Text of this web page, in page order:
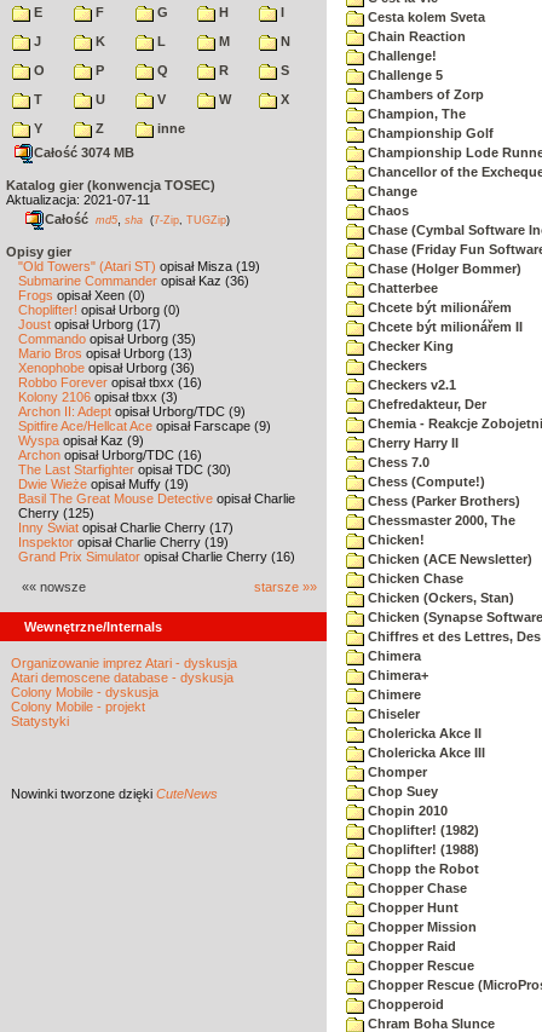
E
F G H
I
J
K L M
N
O
P Q R
S
T
U V W
X
Y
Z
inne
Całość 3074 MB
Katalog gier (konwencja TOSEC)
Aktualizacja: 2021-07-11
Całość md5 sha (7-Zip TUGZip)
Opisy gier
"Old Towers" (Atari ST) opisał Misza (19)
Submarine Commander opisał Kaz (36)
Frogs opisał Xeen (0)
Choplifter! opisał Urborg (0)
Joust opisał Urborg (17)
Commando opisał Urborg (35)
Mario Bros opisał Urborg (13)
Xenophobe opisał Urborg (36)
Robbo Forever opisał tbxx (16)
Kolony 2106 opisał tbxx (3)
Archon II: Adept opisał Urborg/TDC (9)
Spitfire Ace/Hellcat Ace opisał Farscape (9)
Wyspa opisał Kaz (9)
Archon opisał Urborg/TDC (16)
The Last Starfighter opisał TDC (30)
Dwie Wieże opisał Muffy (19)
Basil The Great Mouse Detective opisał Charlie
Cherry (125)
Inny Świat opisał Charlie Cherry (17)
Inspektor opisał Charlie Cherry (19)
Grand Prix Simulator opisał Charlie Cherry (16)
«« nowsze starsze »»
Wewnętrzne/Internals
Organizowanie imprez Atari - dyskusja
Atari demoscene database - dyskusja
Colony Mobile - dyskusja
Colony Mobile - projekt
Statystyki
Nowinki tworzone dzięki CuteNews
Cesta kolem Sveta
Chain Reaction
Challenge!
Challenge 5
Chambers of Zorp
Champion, The
Championship Golf
Championship Lode
Chancellor of the
Change
Chaos
Chase (Cymbal Software
Chase (Friday Fun
Chase (Holger Bommer)
Chatterbee
Chcete být milionářem
Chcete být milionářem II
Checker King
Checkers
Checkers v2.1
Chefredakteur, Der
Chemia - Reakcje
Cherry Harry II
Chess 7.0
Chess (Compute!)
Chess (Parker Brothers)
Chessmaster 2000, The
Chicken!
Chicken (ACE Newsletter)
Chicken Chase
Chicken (Ockers, Stan)
Chicken (Synapse
Chiffres et des Lettres, Des
Chimera
Chimera+
Chimere
Chiseler
Cholericka Akce II
Cholericka Akce III
Chomper
Chop Suey
Chopin 2010
Choplifter! (1982)
Choplifter! (1988)
Chopp the Robot
Chopper Chase
Chopper Hunt
Chopper Mission
Chopper Raid
Chopper Rescue
Chopper Rescue
Chopperoid
Chram Boha Slunce